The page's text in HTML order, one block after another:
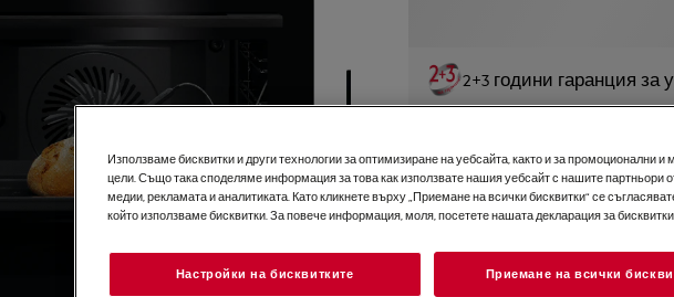
2+3 години гаранция за
Използваме бисквитки и други технологии за оптимизиране на уебсайта, както и за промоционални и
цели. Също така споделяме информация за това как използвате нашия уебсайт с нашите партньори
медии, рекламата и аналитиката. Като кликнете върху „Приемане на всички бисквитки“ се
който използваме бисквитки. За повече информация, моля, посетете нашата декларация за бисквитки.
Настройки на бисквитките Приемане на всички